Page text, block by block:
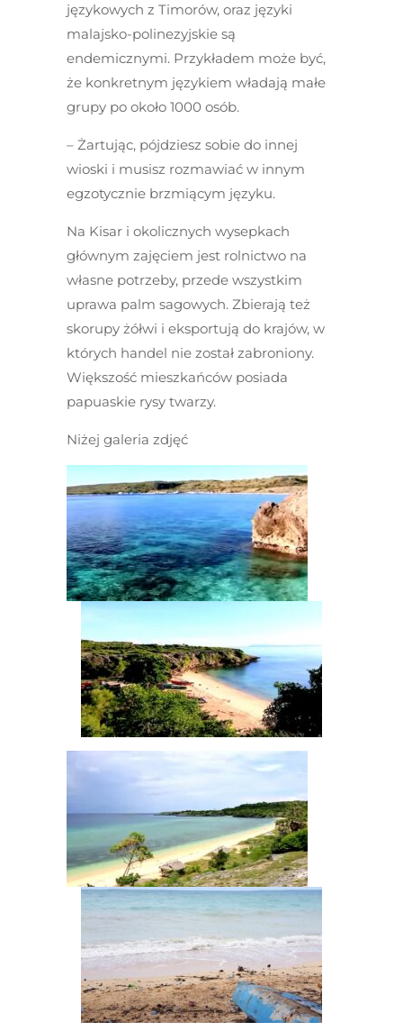
językowych z Timorów, oraz języki
malajsko-polinezyjskie są
endemicznymi. Przykładem może być,
że konkretnym językiem władają małe
grupy po około 1000 osób.
– Żartując, pójdziesz sobie do innej
wioski i musisz rozmawiać w innym
egzotycznie brzmiącym języku.
Na Kisar i okolicznych wysepkach
głównym zajęciem jest rolnictwo na
własne potrzeby, przede wszystkim
uprawa palm sagowych. Zbierają też
skorupy żółwi i eksportują do krajów, w
których handel nie został zabroniony.
Większość mieszkańców posiada
papuaskie rysy twarzy.
Niżej galeria zdjęć